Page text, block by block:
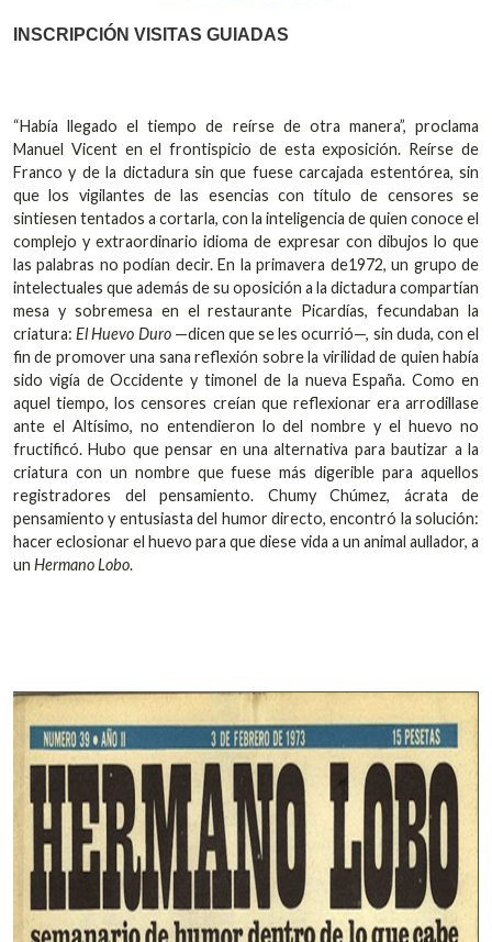
INSCRIPCIÓN VISITAS GUIADAS
“Había llegado el tiempo de reírse de otra manera”, proclama
Manuel Vicent en el frontispicio de esta exposición. Reírse de
Franco y de la dictadura sin que fuese carcajada estentórea, sin
que los vigilantes de las esencias con título de censores se
sintiesen tentados a cortarla, con la inteligencia de quien conoce el
complejo y extraordinario idioma de expresar con dibujos lo que
las palabras no podían decir. En la primavera de1972, un grupo de
intelectuales que además de su oposición a la dictadura compartían
mesa y sobremesa en el restaurante Picardías, fecundaban la
criatura:El Huevo Duro—dicen que se les ocurrió—, sin duda, con el
fin de promover una sana reflexión sobre la virilidad de quien había
sido vigía de Occidente y timonel de la nueva España. Como en
aquel tiempo, los censores creían que reflexionar era arrodillase
ante el Altísimo, no entendieron lo del nombre y el huevo no
fructificó. Hubo que pensar en una alternativa para bautizar a la
criatura con un nombre que fuese más digerible para aquellos
registradores del pensamiento. Chumy Chúmez, ácrata de
pensamiento y entusiasta del humor directo, encontró la solución:
hacer eclosionar el huevo para que diese vida a un animal aullador, a
un Hermano Lobo.